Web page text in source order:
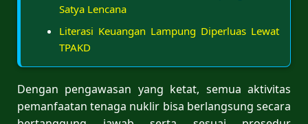
Satya Lencana
Literasi Keuangan Lampung Diperluas Lewat
TPAKD
Dengan pengawasan yang ketat, semua aktivitas
pemanfaatan tenaga nuklir bisa berlangsung secara